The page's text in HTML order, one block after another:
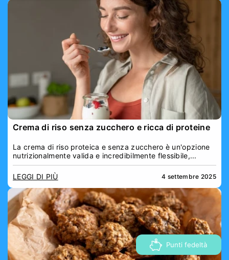
Crema di riso senza zucchero e ricca di proteine
La crema di riso proteica e senza zucchero è un'opzione
nutrizionalmente valida e incredibilmente flessibile,...
LEGGI DI PIÙ 4 settembre 2025
Punti fedeltà